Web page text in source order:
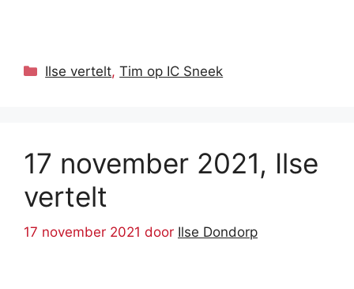
Categorieën
Ilse vertelt,Tim op IC Sneek
17 november 2021, Ilse
vertelt
17 november 2021 door Ilse Dondorp